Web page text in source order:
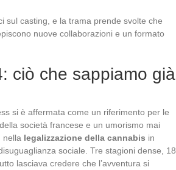
sul casting, e la trama prende svolte che
nuove collaborazioni e un formato
ciò che sappiamo già
si è affermata come un riferimento per le
della società francese e un umorismo mai
nella legalizzazione della cannabis in
sociale. Tre stagioni dense, 18
lasciava credere che l’avventura si